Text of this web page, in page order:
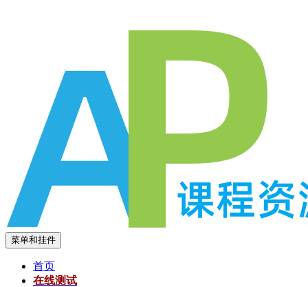
菜单和挂件
首页
在线测试